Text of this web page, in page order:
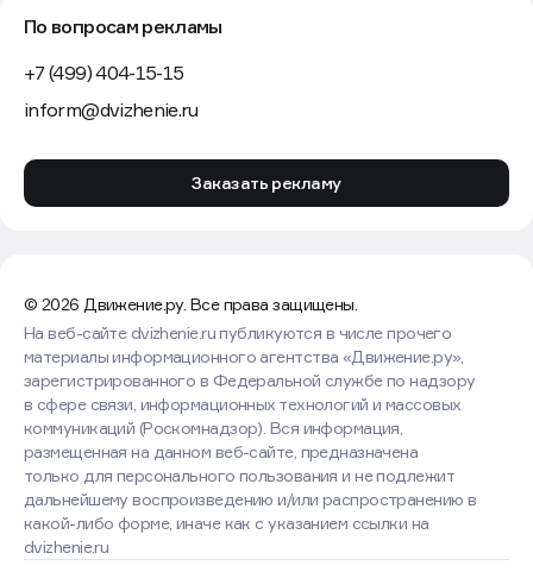
По вопросам рекламы
+7 (499) 404-15-15
inform@dvizhenie.ru
Заказать рекламу
© 2026 Движение.ру. Все права защищены.
На веб-сайте dvizhenie.ru публикуются в числе прочего
материалы информационного агентства «Движение.ру»,
зарегистрированного в Федеральной службе по надзору
в сфере связи, информационных технологий и массовых
коммуникаций (Роскомнадзор). Вся информация,
размещенная на данном веб-сайте, предназначена
только для персонального пользования и не подлежит
дальнейшему воспроизведению и/или распространению в
какой-либо форме, иначе как с указанием ссылки на
dvizhenie.ru